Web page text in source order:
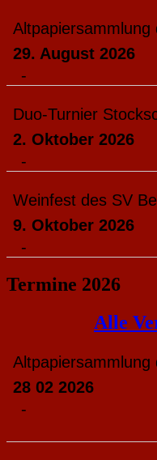
Altpapiersammlung
29. August 2026
-
Duo-Turnier
2. Oktober 2026
-
Weinfest des SV
9. Oktober 2026
-
Termine 2026
Alle
Altpapiersammlung
28 02 2026
-